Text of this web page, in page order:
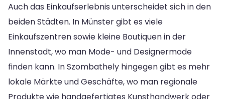
Auch das Einkaufserlebnis unterscheidet sich in den
beiden Städten. In Münster gibt es viele
Einkaufszentren sowie kleine Boutiquen in der
Innenstadt, wo man Mode- und Designermode
finden kann. In Szombathely hingegen gibt es mehr
lokale Märkte und Geschäfte, wo man regionale
Produkte wie handgefertigtes Kunsthandwerk oder